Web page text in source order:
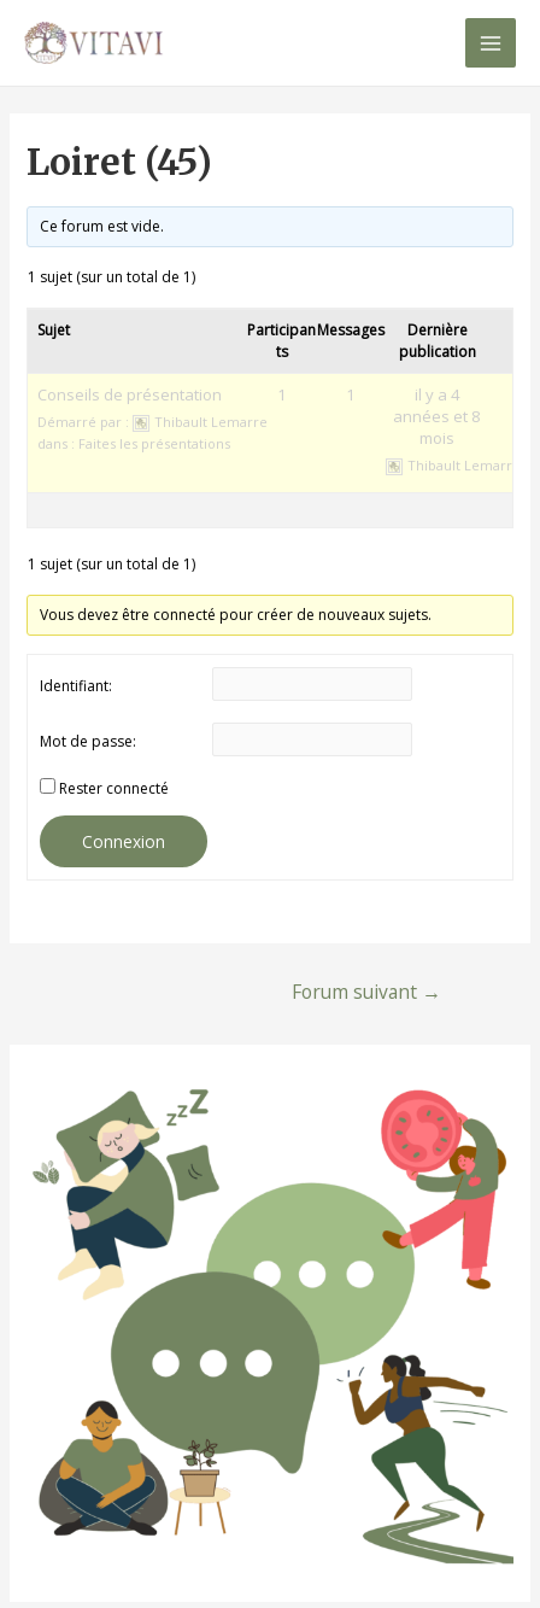
Main
Loiret (45)
Ce forum est vide.
1 sujet (sur un total de 1)
Sujet
Participan
ts
Messages
Dernière
publication
Conseils de présentation
Démarré par :
Thibault Lemarre
dans : Faites les présentations
1 1
il y a 4
années et 8
mois
Thibault Lemarre
1 sujet (sur un total de 1)
Vous devez être connecté pour créer de nouveaux sujets.
Identifiant:
Mot de passe:
Rester connecté
Connexion
Forum suivant →